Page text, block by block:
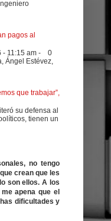
pagos al
- 11:15 am - 0
Ángel Estévez,
que trabajar”,
su defensa al
tienen un
no tengo
crean que les
son ellos. A los
apena que el
dificultades y